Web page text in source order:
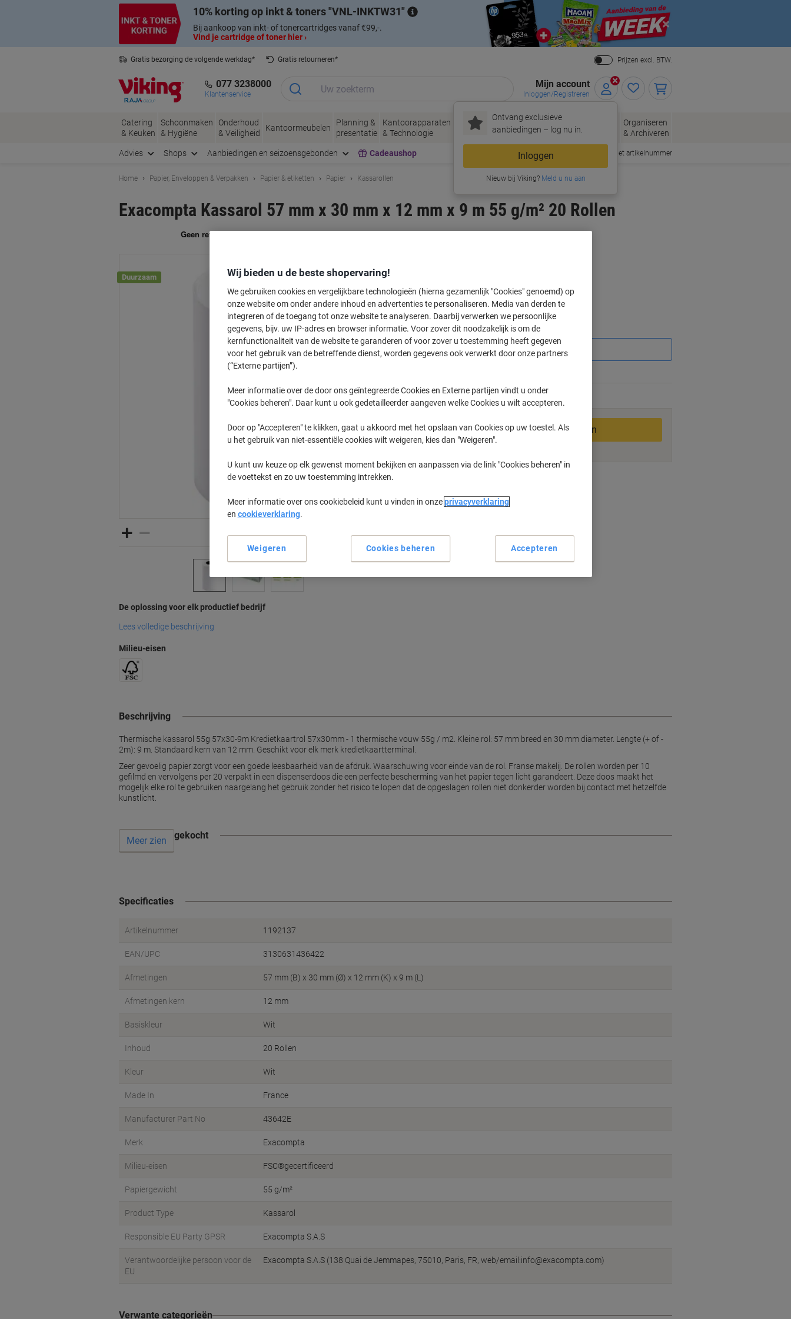
10% korting op inkt & toners VNL-INKTW31
Bij aankoop van inkt- of tonercartridges vanaf €99,-.
Vind je cartridge of toner hier ›
Close
Gratis bezorging de volgende werkdag*
Gratis retourneren*
Prijzen excl. BTW.
077 3238000
Klantenservice
Mijn account
Inloggen/Registreren
Ontvang exclusieve
aanbiedingen – log nu in.
Inloggen
Nieuw bij Viking?Meld u nu aan
Catering
& Keuken
Schoonmaken
& Hygiëne
Onderhoud
& Veiligheid
Kantoormeubelen
Planning &
presentatie
Kantoorapparaten
& Technologie
Inkt &
Toner
Papier, Enveloppen
& Verpakken
Kantoorartikelen
Organiseren
& Archiveren
Advies Shops Aanbiedingen en seizoensgebonden Cadeaushop Snel bestellen met artikelnummer
Home Papier, Enveloppen & Verpakken Papier & etiketten Papier Kassarollen
Exacompta Kassarol 57 mm x 30 mm x 12 mm x 9 m 55 g/m² 20 Rollen
Duurzaam
De oplossing voor elk productief bedrijf
Lees volledige beschrijving
Milieu-eisen
€ 33,75 Incl. btw
€ 0,15 / m Excl. btw
Aantal Excl. btw
€ 29,89
Momenteel op voorraad Levertijd 2-3 werkdagen
Aantal
In winkelwagen
Aan een lijst toevoegen
Beschrijving
Thermische kassarol 55g 57x30-9m Kredietkaartrol 57x30mm - 1 thermische vouw 55g / m2. Kleine rol: 57 mm breed en 30 mm diameter. Lengte (+ of -
2m): 9 m. Standaard kern van 12 mm. Geschikt voor elk merk kredietkaartterminal.
Zeer gevoelig papier zorgt voor een goede leesbaarheid van de afdruk. Waarschuwing voor einde van de rol. Franse makelij. De rollen worden per 10
gefilmd en vervolgens per 20 verpakt in een dispenserdoos die een perfecte bescherming van het papier tegen licht garandeert. Deze doos maakt het
mogelijk elke rol te gebruiken naargelang het gebruik zonder het risico te lopen dat de opgeslagen rollen niet donkerder worden bij contact met hetzelfde
kunstlicht.
Vaak samen gekocht
Meer zien
Specificaties
Artikelnummer 1192137
EAN/UPC 3130631436422
Afmetingen 57 mm (B) x 30 mm (Ø) x 12 mm (K) x 9 m (L)
Afmetingen kern 12 mm
Basiskleur Wit
Inhoud 20 Rollen
Kleur Wit
Made In France
Manufacturer Part No 43642E
Merk Exacompta
Milieu-eisen FSC®gecertificeerd
Papiergewicht 55 g/m²
Product Type Kassarol
Responsible EU Party GPSR Exacompta S.A.S
Verantwoordelijke persoon voor de
EU
Exacompta S.A.S (138 Quai de Jemmapes, 75010, Paris, FR, web/email:info@exacompta.com)
Verwante categorieën
Wij bieden u de beste shopervaring!
We gebruiken cookies en vergelijkbare technologieën (hierna gezamenlijk "Cookies" genoemd) op
onze website om onder andere inhoud en advertenties te personaliseren. Media van derden te
integreren of de toegang tot onze website te analyseren. Daarbij verwerken we persoonlijke
gegevens, bijv. uw IP-adres en browser informatie. Voor zover dit noodzakelijk is om de
kernfunctionaliteit van de website te garanderen of voor zover u toestemming heeft gegeven
voor het gebruik van de betreffende dienst, worden gegevens ook verwerkt door onze partners
(“Externe partijen”).
Meer informatie over de door ons geïntegreerde Cookies en Externe partijen vindt u onder
"Cookies beheren". Daar kunt u ook gedetailleerder aangeven welke Cookies u wilt accepteren.
Door op "Accepteren" te klikken, gaat u akkoord met het opslaan van Cookies op uw toestel. Als
u het gebruik van niet-essentiële cookies wilt weigeren, kies dan "Weigeren".
U kunt uw keuze op elk gewenst moment bekijken en aanpassen via de link "Cookies beheren" in
de voettekst en zo uw toestemming intrekken.
Meer informatie over ons cookiebeleid kunt u vinden in onzeprivacyverklaring
en cookieverklaring.
Cookies beheren
Weigeren Accepteren